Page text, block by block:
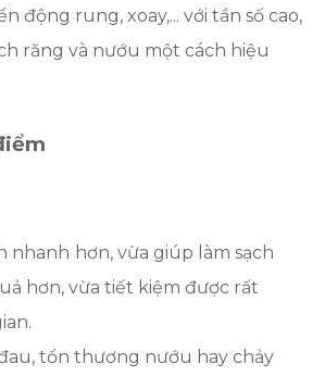
động rung, xoay,... với tần số cao,
răng và nướu một cách hiệu
nhanh hơn, vừa giúp làm sạch
hơn, vừa tiết kiệm được rất
tổn thương nướu hay chảy